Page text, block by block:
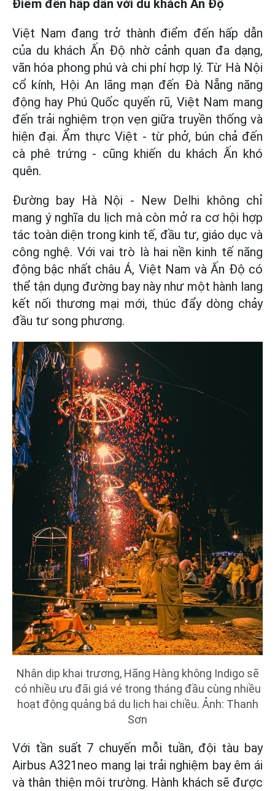
Điểm đến hấp dẫn với du khách Ấn Độ
Việt Nam đang trở thành điểm đến hấp dẫn
của du khách Ấn Độ nhờ cảnh quan đa dạng,
văn hóa phong phú và chi phí hợp lý. Từ Hà Nội
cổ kính, Hội An lãng mạn đến Đà Nẵng năng
động hay Phú Quốc quyến rũ, Việt Nam mang
đến trải nghiệm trọn vẹn giữa truyền thống và
hiện đại. Ẩm thực Việt - từ phở, bún chả đến
cà phê trứng - cũng khiến du khách Ấn khó
quên.
Đường bay Hà Nội - New Delhi không chỉ
mang ý nghĩa du lịch mà còn mở ra cơ hội hợp
tác toàn diện trong kinh tế, đầu tư, giáo dục và
công nghệ. Với vai trò là hai nền kinh tế năng
động bậc nhất châu Á, Việt Nam và Ấn Độ có
thể tận dụng đường bay này như một hành lang
kết nối thương mại mới, thúc đẩy dòng chảy
đầu tư song phương.
Nhân dịp khai trương, Hãng Hàng không Indigo sẽ
có nhiều ưu đãi giá vé trong tháng đầu cùng nhiều
hoạt động quảng bá du lịch hai chiều. Ảnh: Thanh
Sơn
Với tần suất 7 chuyến mỗi tuần, đội tàu bay
Airbus A321neo mang lại trải nghiệm bay êm ái
và thân thiện môi trường. Hành khách sẽ được